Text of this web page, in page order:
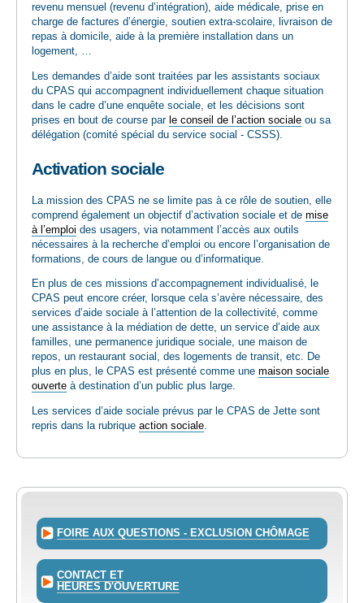
revenu mensuel (revenu d’intégration), aide médicale, prise en
charge de factures d’énergie, soutien extra-scolaire, livraison de
repas à domicile, aide à la première installation dans un
logement, …
Les demandes d’aide sont traitées par les assistants sociaux
du CPAS qui accompagnent individuellement chaque situation
dans le cadre d’une enquête sociale, et les décisions sont
prises en bout de course par le conseil de l’action socialeou sa
délégation (comité spécial du service social - CSSS).
Activation sociale
La mission des CPAS ne se limite pas à ce rôle de soutien, elle
comprend également un objectif d’activation sociale et de mise
à l’emploi des usagers, via notamment l’accès aux outils
nécessaires à la recherche d’emploi ou encore l’organisation de
formations, de cours de langue ou d’informatique.
En plus de ces missions d’accompagnement individualisé, le
CPAS peut encore créer, lorsque cela s’avère nécessaire, des
services d’aide sociale à l’attention de la collectivité, comme
une assistance à la médiation de dette, un service d’aide aux
familles, une permanence juridique sociale, une maison de
repos, un restaurant social, des logements de transit, etc. De
plus en plus, le CPAS est présenté comme une maison sociale
ouverteà destination d’un public plus large.
Les services d’aide sociale prévus par le CPAS de Jette sont
repris dans la rubrique action sociale.
FOIRE AUX QUESTIONS - EXCLUSION CHÔMAGE
CONTACT ET
HEURES D'OUVERTURE